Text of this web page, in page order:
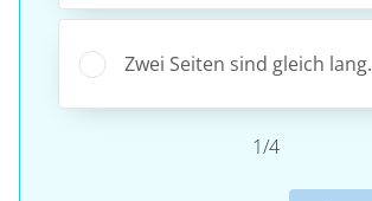
Zwei Seiten sind gleich lang.
1/4